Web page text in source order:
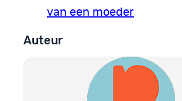
van een moeder
Auteur